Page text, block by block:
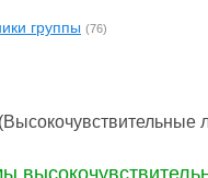
группы (76)